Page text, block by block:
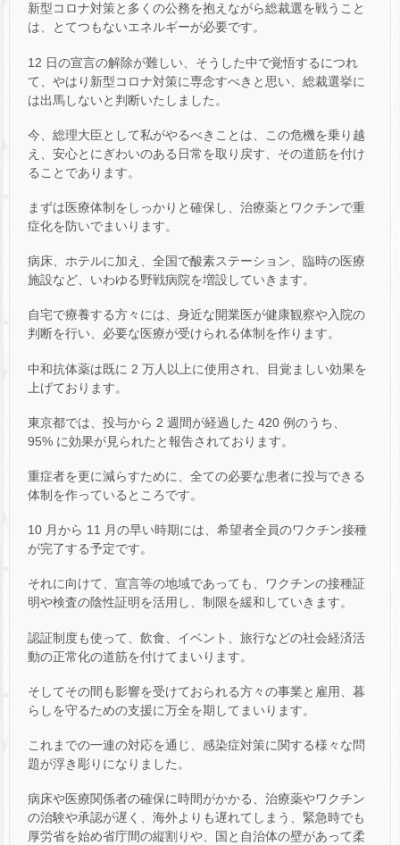
新型コロナ対策と多くの公務を抱えながら総裁選を戦うこと
は、とてつもないエネルギーが必要です。
12 日の宣言の解除が難しい、そうした中で覚悟するにつれ
て、やはり新型コロナ対策に専念すべきと思い、総裁選挙に
は出馬しないと判断いたしました。
今、総理大臣として私がやるべきことは、この危機を乗り越
え、安心とにぎわいのある日常を取り戻す、その道筋を付け
ることであります。
まずは医療体制をしっかりと確保し、治療薬とワクチンで重
症化を防いでまいります。
病床、ホテルに加え、全国で酸素ステーション、臨時の医療
施設など、いわゆる野戦病院を増設していきます。
自宅で療養する方々には、身近な開業医が健康観察や入院の
判断を行い、必要な医療が受けられる体制を作ります。
中和抗体薬は既に 2 万人以上に使用され、目覚ましい効果を
上げております。
東京都では、投与から 2 週間が経過した 420 例のうち、
95% に効果が見られたと報告されております。
重症者を更に減らすために、全ての必要な患者に投与できる
体制を作っているところです。
10 月から 11 月の早い時期には、希望者全員のワクチン接種
が完了する予定です。
それに向けて、宣言等の地域であっても、ワクチンの接種証
明や検査の陰性証明を活用し、制限を緩和していきます。
認証制度も使って、飲食、イベント、旅行などの社会経済活
動の正常化の道筋を付けてまいります。
そしてその間も影響を受けておられる方々の事業と雇用、暮
らしを守るための支援に万全を期してまいります。
これまでの一連の対応を通じ、感染症対策に関する様々な問
題が浮き彫りになりました。
病床や医療関係者の確保に時間がかかる、治療薬やワクチン
の治験や承認が遅く、海外よりも遅れてしまう、緊急時でも
厚労省を始め省庁間の縦割りや、国と自治体の壁があって柔